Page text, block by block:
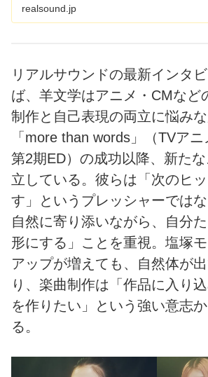
realsound.jp
リアルサウンドの最新インタ
ば、羊文学はアニメ・CMなど
制作と自己表現の両立に悩みな
「more than words」（TVアニ
第2期ED）の成功以降、新た
立している。彼らは「次のヒ
す」というプレッシャーでは
自然に寄り添いながら、自分
形にする」ことを重視。塩塚
アップが増えても、自然体が
り、楽曲制作は「作品に入り
を作りたい」という強い意志
る。